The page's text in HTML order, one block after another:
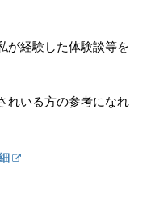
が経験した体験談等を
れいる方の参考になれ